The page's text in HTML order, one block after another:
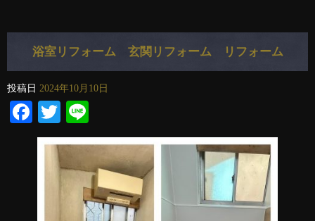
浴室リフォーム 玄関リフォーム リフォーム
投稿日 2024年10月10日
Facebook
Twitter